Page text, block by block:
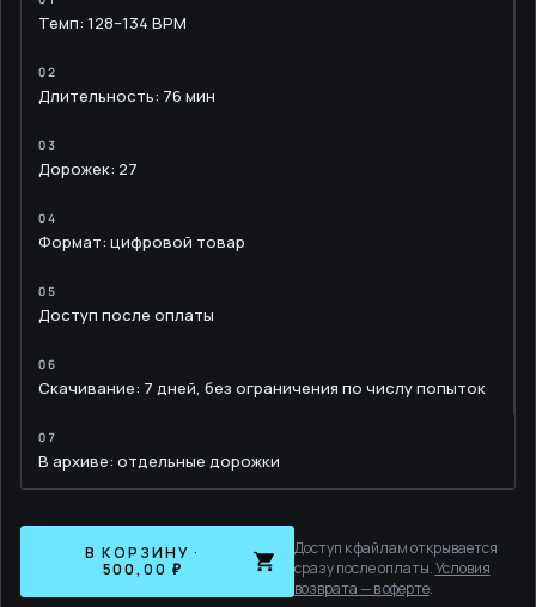
Темп: 128–134 BPM
Длительность: 76 мин
Дорожек: 27
Формат: цифровой товар
Доступ после оплаты
Скачивание: 7 дней, без ограничения по числу попыток
В архиве: отдельные дорожки
В КОРЗИНУ ·
500,00 ₽
Доступ к файлам открывается
сразу после оплаты.Условия
возврата — в оферте.